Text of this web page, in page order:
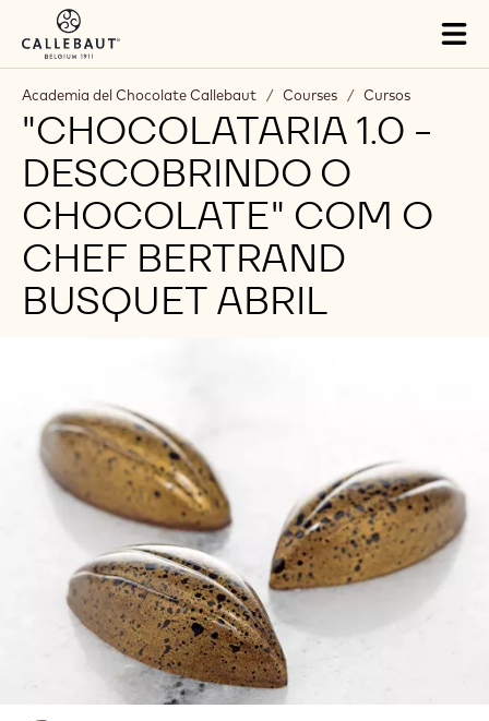
Skip to main content
Academia del Chocolate Callebaut / Courses / Cursos
"CHOCOLATARIA 1.0 -
DESCOBRINDO O
CHOCOLATE" COM O
CHEF BERTRAND
BUSQUET ABRIL